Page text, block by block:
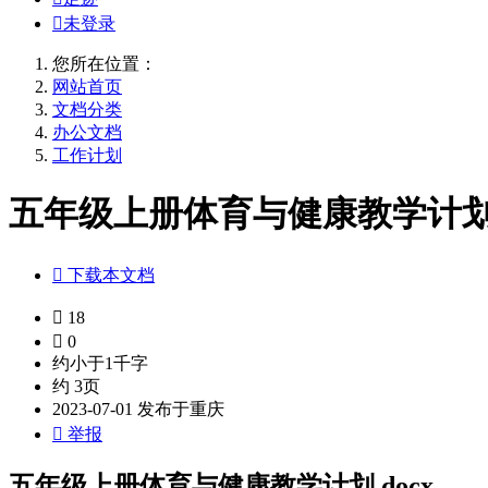
未登录
您所在位置：
网站首页
文档分类
办公文档
工作计划
五年级上册体育与健康教学计
 下载本文档
 18
 0
约小于1千字
约 3页
2023-07-01 发布于重庆
 举报